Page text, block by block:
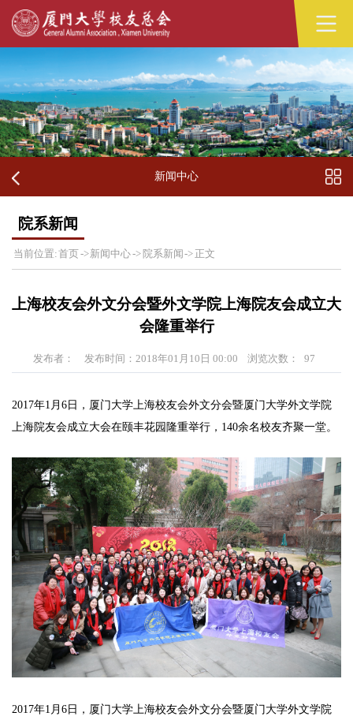
新闻中心
院系新闻
当前位置:首页->新闻中心-> 院系新闻-> 正文
上海校友会外文分会暨外文学院上海院友会成立大
会隆重举行
发布者： 发布时间：2018年01月10日 00:00 浏览次数： 97
2017年1月6日，厦门大学上海校友会外文分会暨厦门大学外文学院
上海院友会成立大会在颐丰花园隆重举行，140余名校友齐聚一堂。
2017年1月6日，厦门大学上海校友会外文分会暨厦门大学外文学院